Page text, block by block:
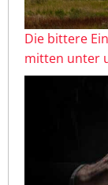
Die bittere
mitten unter